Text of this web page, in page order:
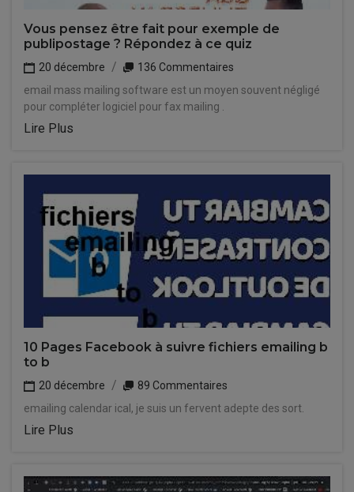
Vous pensez être fait pour exemple de
publipostage ? Répondez à ce quiz
20 décembre
136 Commentaires
email mass mailing software est un moyen souvent négligé
pour compléter logiciel pour fax mailing .
Lire Plus
10 Pages Facebook à suivre fichiers emailing b
to b
20 décembre
89 Commentaires
emailing calendar ical, je suis un fervent adepte des sort.
Lire Plus